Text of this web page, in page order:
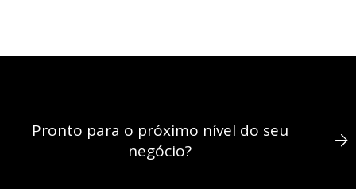
Pronto para o próximo nível do seu
negócio?